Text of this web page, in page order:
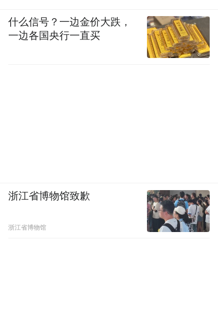
什么信号？一边金价大跌，
一边各国央行一直买
浙江省博物馆致歉
浙江省博物馆